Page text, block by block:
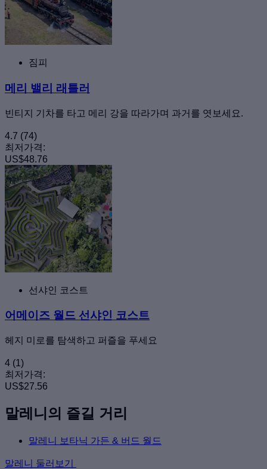
짐피
메리 밸리 래틀러
빈티지 기차를 타고 메리 강을 따라가며 과거를 엿보세요.
4.7 (74)
최저가격:
US$48.76
선샤인 코스트
어메이즈 월드 선샤인 코스트
헤지 미로를 탐색하고 퍼즐을 푸세요
4 (1)
최저가격:
US$27.56
말레니의 즐길 거리
말레니 보타닉 가든 & 버드 월드
말레니 둘러보기